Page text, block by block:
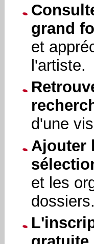
grand
et
l'artiste.
d'une
Ajouter
et les
dossiers.